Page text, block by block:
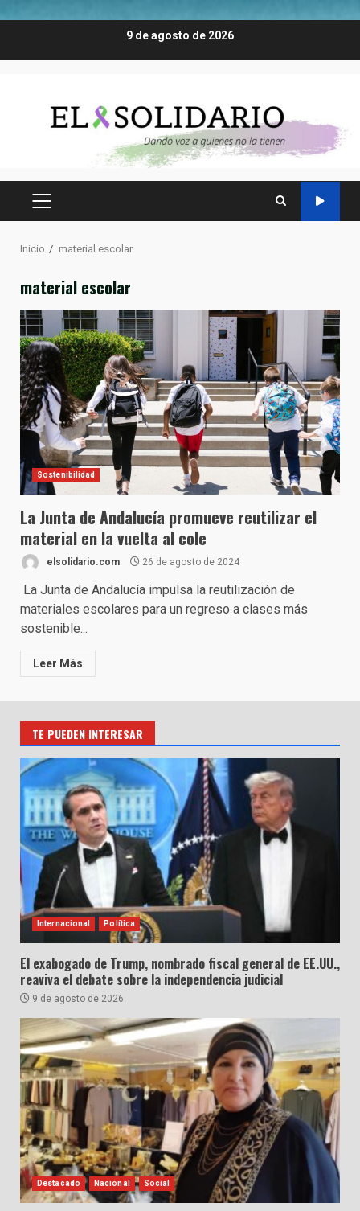
9 de agosto de 2026
MENÚ
Inicio material escolar
material escolar
Sostenibilidad
La Junta de Andalucía promueve reutilizar el
material en la vuelta al cole
elsolidario.com 26 de agosto de 2024
La Junta de Andalucía impulsa la reutilización de
materiales escolares para un regreso a clases más
sostenible...
Leer Más
TE PUEDEN INTERESAR
Internacional Política
El exabogado de Trump, nombrado fiscal general de EE.UU.,
reaviva el debate sobre la independencia judicial
9 de agosto de 2026
Destacado Nacional Social